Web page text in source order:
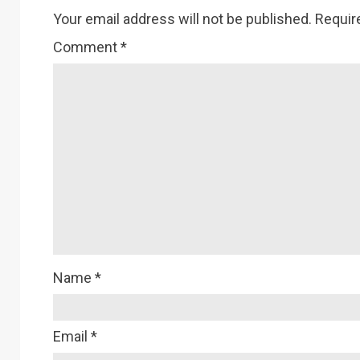
Your email address will not be published.
Comment*
Name *
Email *